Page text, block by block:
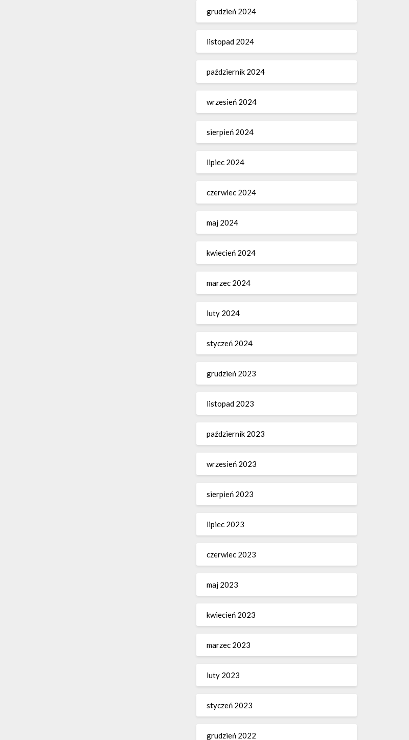
grudzień 2024
listopad 2024
październik 2024
wrzesień 2024
sierpień 2024
lipiec 2024
czerwiec 2024
maj 2024
kwiecień 2024
marzec 2024
luty 2024
styczeń 2024
grudzień 2023
listopad 2023
październik 2023
wrzesień 2023
sierpień 2023
lipiec 2023
czerwiec 2023
maj 2023
kwiecień 2023
marzec 2023
luty 2023
styczeń 2023
grudzień 2022